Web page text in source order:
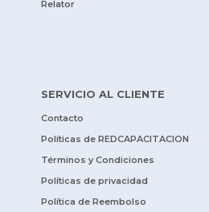
Relator
SERVICIO AL CLIENTE
Contacto
Políticas de REDCAPACITACION
Términos y Condiciones
Políticas de privacidad
Política de Reembolso